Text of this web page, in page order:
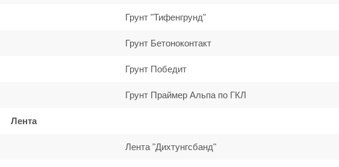
Грунт "Тифенгрунд"
Грунт Бетоноконтакт
Грунт Победит
Грунт Праймер Альпа по ГКЛ
Лента
Лента "Дихтунгсбанд"